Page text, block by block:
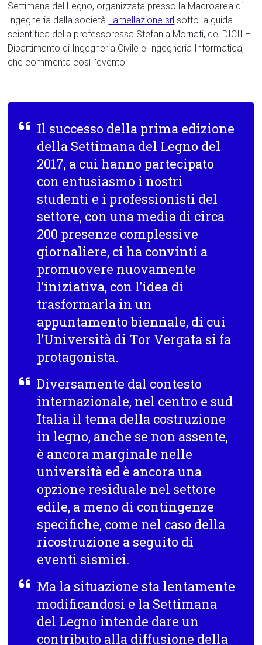
Settimana del Legno, organizzata presso la Macroarea di
Ingegneria dalla società Lamellazione srl sotto la guida
scientifica della professoressa Stefania Mornati, del DICII –
Dipartimento di Ingegneria Civile e Ingegneria Informatica,
che commenta così l’evento:
Il successo della prima edizione
della Settimana del Legno del
2017, a cui hanno partecipato
con entusiasmo i nostri
studenti e i professionisti del
settore, con una media di circa
200 presenze complessive
giornaliere, ci ha convinti a
promuovere nuovamente
l’iniziativa, con l’idea di
trasformarla in un
appuntamento biennale, di cui
l’Università di Tor Vergata si fa
protagonista.
Diversamente dal contesto
internazionale, nel centro e sud
Italia il tema della costruzione
in legno, anche se non assente,
è ancora marginale nelle
università ed è ancora una
opzione residuale nel settore
edile, a meno di contingenze
specifiche, come nel caso della
ricostruzione a seguito di
eventi sismici.
Ma la situazione sta lentamente
modificandosi e la Settimana
del Legno intende dare un
contributo alla diffusione della